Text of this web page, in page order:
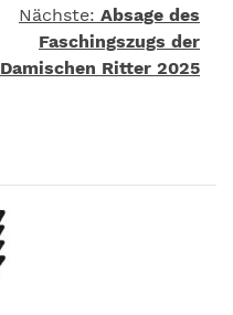
Nächste: Absage des
Faschingszugs der
Damischen Ritter 2025